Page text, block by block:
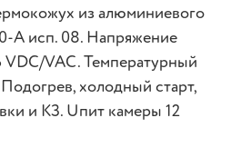
из алюминиевого
А исп. 08. Напряжение
VAC. Температурный
холодный старт,
и КЗ. Uпит камеры 12